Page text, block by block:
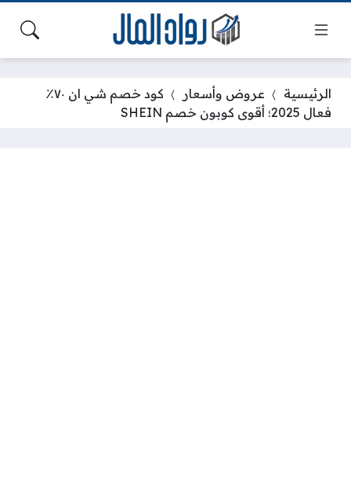
الرئيسية عروض وأسعار
كود خصم شي ان ٧٠٪
فعال 2025؛ أقوى كوبون خصم SHEIN